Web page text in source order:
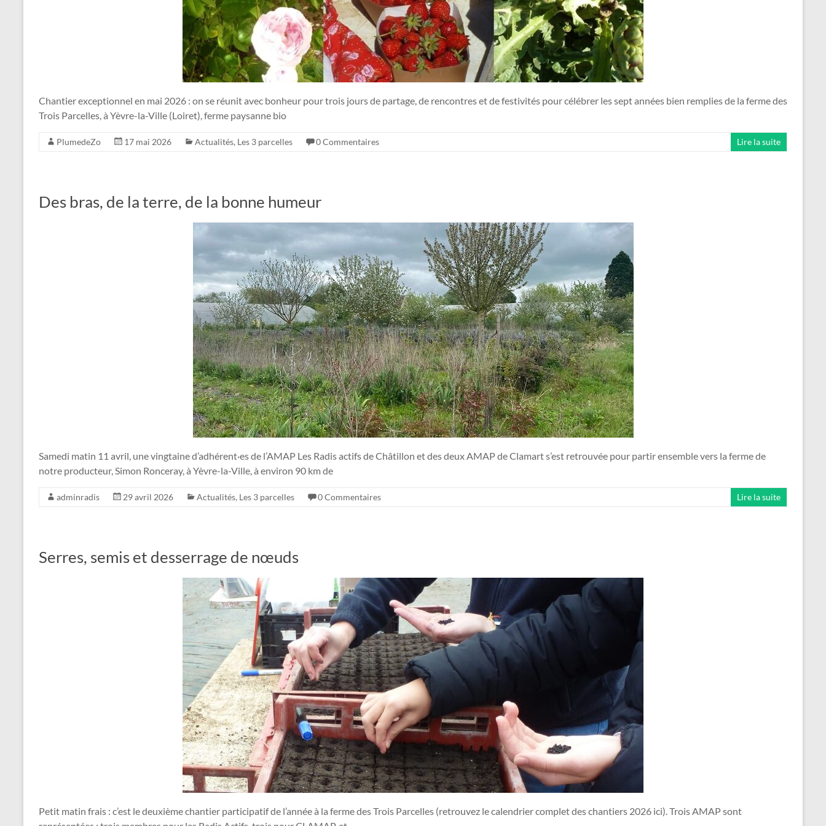
Chantier exceptionnel en mai 2026 : on se réunit avec bonheur pour trois jours de partage, de rencontres et de festivités pour célébrer les sept années bien remplies de la ferme des
Trois Parcelles, à Yèvre-la-Ville (Loiret), ferme paysanne bio
PlumedeZo 17 mai 2026 Actualités, Les 3 parcelles 0 Commentaires Lire la suite
Des bras, de la terre, de la bonne humeur
Samedi matin 11 avril, une vingtaine d’adhérent·es de l’AMAP Les Radis actifs de Châtillon et des deux AMAP de Clamart s’est retrouvée pour partir ensemble vers la ferme de
notre producteur, Simon Ronceray, à Yèvre-la-Ville, à environ 90 km de
adminradis 29 avril 2026 Actualités, Les 3 parcelles 0 Commentaires Lire la suite
Serres, semis et desserrage de nœuds
Petit matin frais : c’est le deuxième chantier participatif de l’année à la ferme des Trois Parcelles (retrouvez le calendrier complet des chantiers 2026 ici). Trois AMAP sont